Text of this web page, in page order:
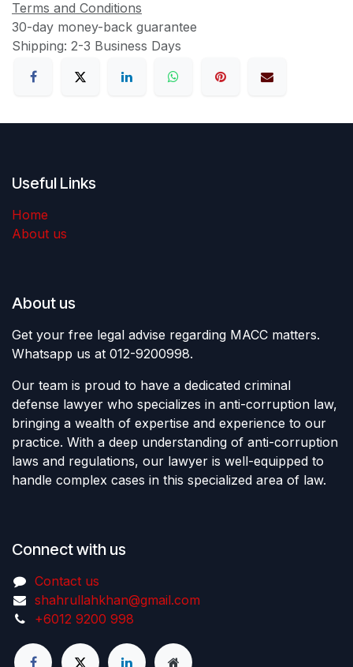
Terms and Conditions
30-day money-back guarantee
Shipping: 2-3 Business Days
Useful Links
Home
About us
About us
Get your free legal advise regarding MACC matters.
Whatsapp us at 012-9200998.
Our team is proud to have a dedicated criminal
defense lawyer who specializes in anti-corruption law,
bringing a wealth of expertise and experience to our
practice. With a deep understanding of anti-corruption
laws and regulations, our lawyer is well-equipped to
handle complex cases in this specialized area of law.
Connect with us
Contact us
shahrullahkhan@gmail.com
+6012 9200 998